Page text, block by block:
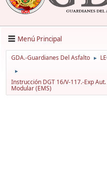
Menú Principal
GDA.-Guardianes Del Asfalto ►
►
Instrucción DGT 16/V-117.-Exp
Modular (EMS)